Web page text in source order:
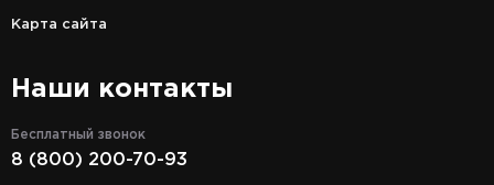
Карта сайта
Наши контакты
Бесплатный звонок
8 (800) 200-70-93